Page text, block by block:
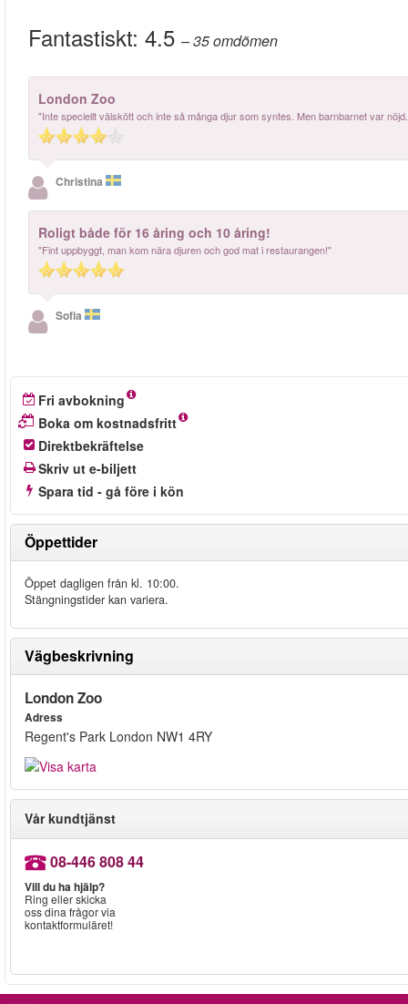
Fantastiskt: 4.5 – 35omdömen
London Zoo
"Inte speciellt välskött och inte så många djur som syntes. Men barnbarnet var
Christina
Roligt både för 16 åring och 10 åring!
"Fint uppbyggt, man kom nära djuren och god mat i restaurangen!"
Sofia
Fri avbokning
Boka om kostnadsfritt
Direktbekräftelse
Skriv ut e-biljett
Spara tid - gå före i kön
Öppettider
Öppet dagligen från kl. 10:00.
Stängningstider kan variera.
Vägbeskrivning
London Zoo
Adress
Regent's Park London NW1 4RY
Vår kundtjänst
08-446 808 44
Vill du ha hjälp?
Ring eller skicka
oss dina frågor via
kontaktformuläret!